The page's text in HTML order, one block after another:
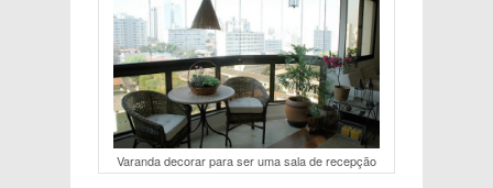
Varanda decorar para ser uma sala de recepção